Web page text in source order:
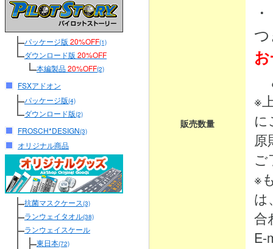
パッケージ版 20%OFF(1)
ダウンロード版 20%OFF
本編製品20%OFF(2)
FSXアドオン
パッケージ版(4)
ダウンロード版(2)
FROSCH*DESIGN(3)
オリジナル商品
抗菌マスクケース(3)
ランウェイタオル(38)
ランウェイスケール
東日本(72)
販売数量
※
に
原
ご
※
は
合
E-